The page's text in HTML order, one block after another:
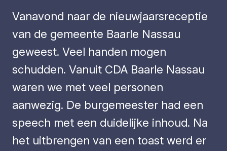
Vanavond naar de nieuwjaarsreceptie
van de gemeente Baarle Nassau
geweest. Veel handen mogen
schudden. Vanuit CDA Baarle Nassau
waren we met veel personen
aanwezig. De burgemeester had een
speech met een duidelijke inhoud. Na
het uitbrengen van een toast werd er